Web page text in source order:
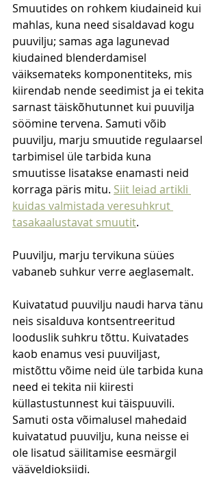
Smuutides on rohkem kiudaineid kui
mahlas, kuna need sisaldavad kogu
puuvilju; samas aga lagunevad
kiudained blenderdamisel
väiksemateks komponentiteks, mis
kiirendab nende seedimist ja ei tekita
sarnast täiskõhutunnet kui puuvilja
söömine tervena. Samuti võib
puuvilju, marju smuutide regulaarsel
tarbimisel üle tarbida kuna
smuutisse lisatakse enamasti neid
korraga päris mitu. Siit leiad artikli
kuidas valmistada veresuhkrut
tasakaalustavat smuutit.
Puuvilju, marju tervikuna süües
vabaneb suhkur verre aeglasemalt.
Kuivatatud puuvilju naudi harva tänu
neis sisalduva kontsentreeritud
looduslik suhkru tõttu. Kuivatades
kaob enamus vesi puuviljast,
mistõttu võime neid üle tarbida kuna
need ei tekita nii kiiresti
küllastustunnest kui täispuuvili.
Samuti osta võimalusel mahedaid
kuivatatud puuvilju, kuna neisse ei
ole lisatud säilitamise eesmärgil
vääveldioksiidi.